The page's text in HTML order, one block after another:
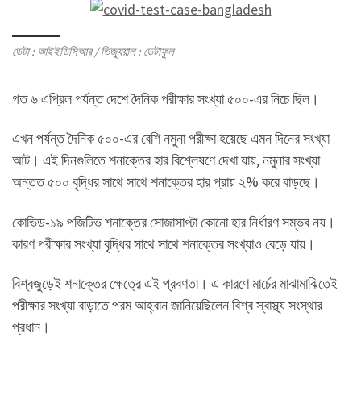
ডেটা : আইইডিসিআর / ভিজ্যুয়াল : ডেটাফুল
গত ৬ এপ্রিল পর্যন্ত দেশে দৈনিক পরীক্ষার সংখ্যা ৫০০-এর নিচে ছিল।
এখন পর্যন্ত দৈনিক ৫০০-এর বেশি নমুনা পরীক্ষা হয়েছে এমন দিনের সংখ্যা
আট। এই দিনগুলিতে শনাক্তের হার বিশ্লেষণে দেখা যায়, নমুনার সংখ্যা
অন্তত ৫০০ বৃদ্ধির সাথে সাথে শনাক্তের হার প্রায় ২% করে বাড়ছে।
কোভিড-১৯ পজিটিভ শনাক্তের সোজাসাপ্টা কোনো হার নির্ধারণ সম্ভব নয়।
কারণ পরীক্ষার সংখ্যা বৃদ্ধির সাথে সাথে শনাক্তের সংখ্যাও বেড়ে যায়।
বিশ্বজুড়েই শনাক্তের ক্ষেত্রে এই প্রবণতা। এ কারণে মার্চের মাঝামাঝিতেই
পরীক্ষার সংখ্যা বাড়াতে পরম আহ্বান জানিয়েছিলেন বিশ্ব স্বাস্থ্য সংস্থার
প্রধান।